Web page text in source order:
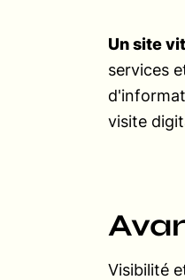
Un site
services
visite
Visibilité